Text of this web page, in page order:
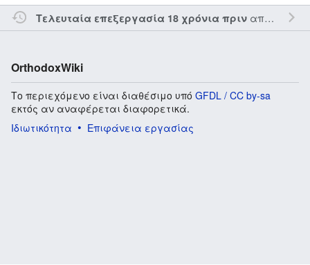
Τελευταία επεξεργασία 18 χρόνια πριναπό τον την
OrthodoxWiki
Το περιεχόμενο είναι διαθέσιμο υπό GFDL / CC by-sa
εκτός αν αναφέρεται διαφορετικά.
Ιδιωτικότητα
Επιφάνεια εργασίας